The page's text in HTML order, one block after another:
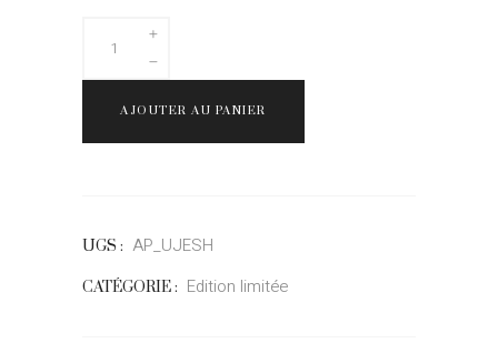
quantity
AJOUTER AU PANIER
UGS : AP_UJESH
CATÉGORIE : Edition limitée